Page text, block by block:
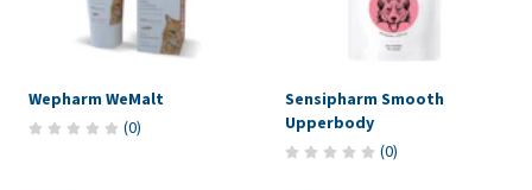
Wepharm WeMalt
(0)
Sensipharm Smooth
Upperbody
(0)